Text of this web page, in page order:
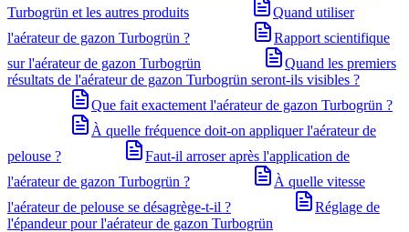
Turbogrün et les autres produits
Quand utiliser
l'aérateur de gazon Turbogrün ?
Rapport scientifique
sur l'aérateur de gazon Turbogrün
Quand les premiers
résultats de l'aérateur de gazon Turbogrün seront-ils visibles ?
Que fait exactement l'aérateur de gazon Turbogrün ?
À quelle fréquence doit-on appliquer l'aérateur de
pelouse ?
Faut-il arroser après l'application de
l'aérateur de gazon Turbogrün ?
À quelle vitesse
l'aérateur de pelouse se désagrège-t-il ?
Réglage de
l'épandeur pour l'aérateur de gazon Turbogrün